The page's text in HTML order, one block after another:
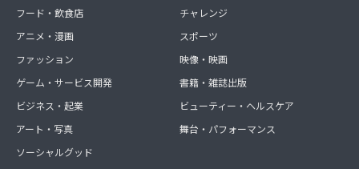
フード・飲食店
アニメ・漫画
ファッション
ゲーム・サービス開発
ビジネス・起業
アート・写真
ソーシャルグッド
チャレンジ
スポーツ
映像・映画
書籍・雑誌出版
ビューティー・ヘルスケア
舞台・パフォーマンス